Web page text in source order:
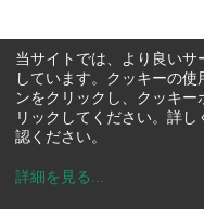
当サイトでは、より良いサ
しています。クッキーの
ンをクリックし、クッキ
リックしてください。詳し
認ください。
詳細を見る ...